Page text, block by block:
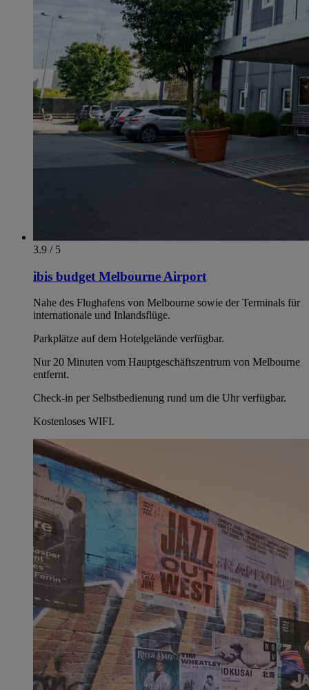
3.9 / 5
ibis budget Melbourne Airport
Nahe des Flughafens von Melbourne sowie der Terminals für
internationale und Inlandsflüge.
Parkplätze auf dem Hotelgelände verfügbar.
Nur 20 Minuten vom Hauptgeschäftszentrum von Melbourne
entfernt.
Check-in per Selbstbedienung rund um die Uhr verfügbar.
Kostenloses WIFI.